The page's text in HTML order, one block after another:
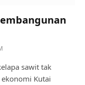
sawit tak
Kutai